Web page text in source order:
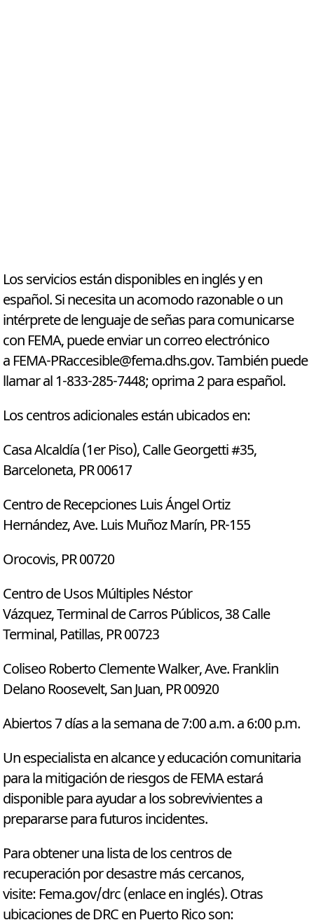
Los servicios están disponibles en inglés y en
español. Si necesita un acomodo razonable o un
intérprete de lenguaje de señas para comunicarse
con FEMA, puede enviar un correo electrónico
a FEMA-PRaccesible@fema.dhs.gov. También puede
llamar al 1-833-285-7448; oprima 2 para español.
Los centros adicionales están ubicados en:
Casa Alcaldía (1er Piso), Calle Georgetti #35,
Barceloneta, PR 00617
Centro de Recepciones Luis Ángel Ortiz
Hernández, Ave. Luis Muñoz Marín, PR-155
Orocovis, PR 00720
Centro de Usos Múltiples Néstor
Vázquez, Terminal de Carros Públicos, 38 Calle
Terminal, Patillas, PR 00723
Coliseo Roberto Clemente Walker, Ave. Franklin
Delano Roosevelt, San Juan, PR 00920
Abiertos 7 días a la semana de 7:00 a.m. a 6:00 p.m.
Un especialista en alcance y educación comunitaria
para la mitigación de riesgos de FEMA estará
disponible para ayudar a los sobrevivientes a
prepararse para futuros incidentes.
Para obtener una lista de los centros de
recuperación por desastre más cercanos,
visite: Fema.gov/drc (enlace en inglés). Otras
ubicaciones de DRC en Puerto Rico son: